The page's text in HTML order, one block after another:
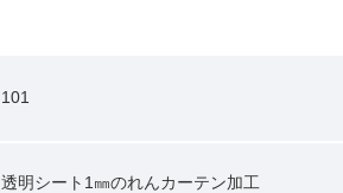
101
透明シート1㎜のれんカーテン加工